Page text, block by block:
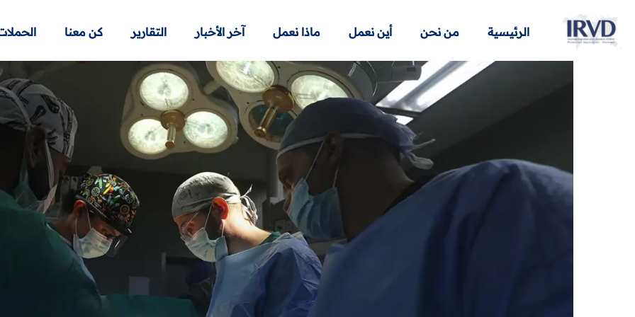
الرئيسية من نحن أين نعمل ماذا نعمل آخر الأخبار التقارير كن معنا